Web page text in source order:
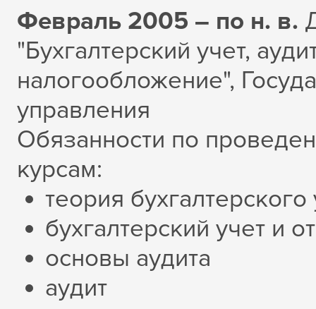
Февраль 2005 – по н. в.
"Бухгалтерский учет,
налогообложение",
управления
Обязанности по
курсам:
теория бухгалтерского
бухгалтерский учет и
основы аудита
аудит